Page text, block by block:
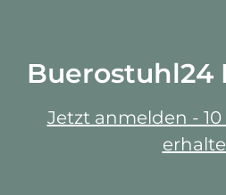
Buerostuhl24
Jetzt anmelden -